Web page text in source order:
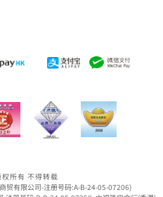
所有 不得转载
贸有限公司-注册号码:A-B-24-05-07206)